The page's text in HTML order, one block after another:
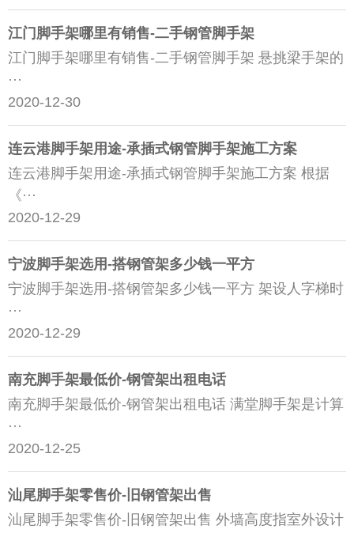
江门脚手架哪里有销售-二手钢管脚手架
江门脚手架哪里有销售-二手钢管脚手架 悬挑梁手架的
···
2020-12-30
连云港脚手架用途-承插式钢管脚手架施工方案
连云港脚手架用途-承插式钢管脚手架施工方案 根据
《···
2020-12-29
宁波脚手架选用-搭钢管架多少钱一平方
宁波脚手架选用-搭钢管架多少钱一平方 架设人字梯时
···
2020-12-29
南充脚手架最低价-钢管架出租电话
南充脚手架最低价-钢管架出租电话 满堂脚手架是计算
···
2020-12-25
汕尾脚手架零售价-旧钢管架出售
汕尾脚手架零售价-旧钢管架出售 外墙高度指室外设计